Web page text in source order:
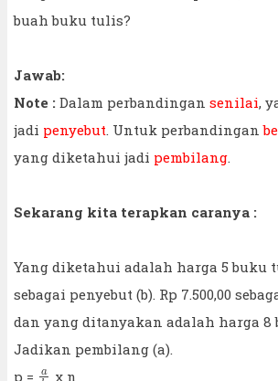
buah buku tulis?
Jawab:
Note : Dalam perbandingan senilai,
jadi penyebut . Untuk perbandingan
yang diketahui jadi pembilang
Sekarang kita terapkan caranya :
Yang diketahui adalah harga 5 buku
sebagai penyebut (b). Rp 7.500,00
dan yang ditanyakan adalah harga 8
Jadikan pembilang (a).
p = a
b x n